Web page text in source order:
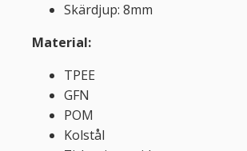
Skärdjup: 8mm
Material:
TPEE
GFN
POM
Kolstål